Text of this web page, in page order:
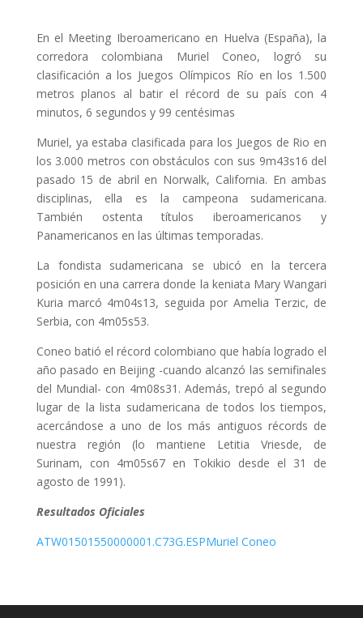
En el Meeting Iberoamericano en Huelva (España), la
corredora colombiana Muriel Coneo, logró su
clasificación a los Juegos Olímpicos Río en los 1.500
metros planos al batir el récord de su país con 4
minutos, 6 segundos y 99 centésimas
Muriel, ya estaba clasificada para los Juegos de Rio en
los 3.000 metros con obstáculos con sus 9m43s16 del
pasado 15 de abril en Norwalk, California. En ambas
disciplinas, ella es la campeona sudamericana.
También ostenta títulos iberoamericanos y
Panamericanos en las últimas temporadas.
La fondista sudamericana se ubicó en la tercera
posición en una carrera donde la keniata Mary Wangari
Kuria marcó 4m04s13, seguida por Amelia Terzic, de
Serbia, con 4m05s53.
Coneo batió el récord colombiano que había logrado el
año pasado en Beijing -cuando alcanzó las semifinales
del Mundial- con 4m08s31. Además, trepó al segundo
lugar de la lista sudamericana de todos los tiempos,
acercándose a uno de los más antiguos récords de
nuestra región (lo mantiene Letitia Vriesde, de
Surinam, con 4m05s67 en Tokikio desde el 31 de
agosto de 1991).
Resultados Oficiales
ATW01501550000001.C73G.ESPMuriel Coneo